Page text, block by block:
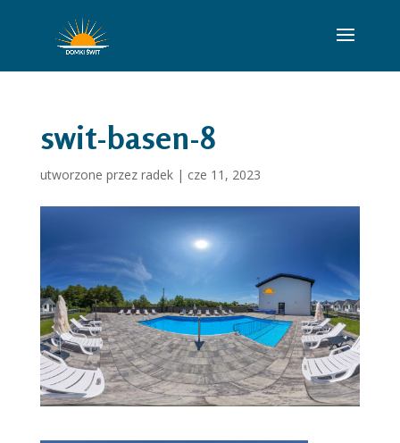
swit-basen-8
utworzone przez radek| cze 11, 2023